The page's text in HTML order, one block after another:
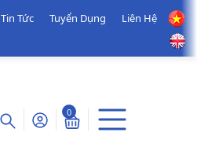
Tin Tức Tuyển Dụng Liên Hệ
0